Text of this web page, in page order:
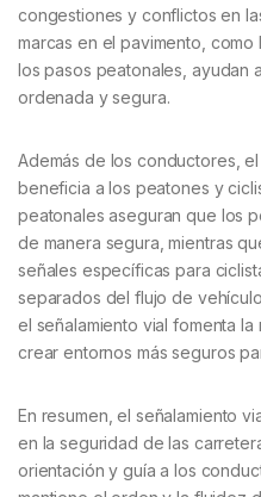
congestiones y conflictos en
marcas en el pavimento,
los pasos peatonales, ayudan
ordenada y segura.
Además de los conductores,
beneficia a los peatones y
peatonales aseguran que los
de manera segura, mientras
señales específicas para
separados del flujo de
el señalamiento vial fomenta
crear entornos más seguros
En resumen, el señalamiento
en la seguridad de las
orientación y guía a los